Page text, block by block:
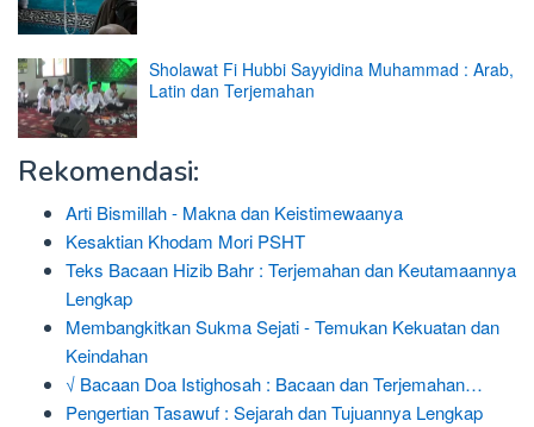
Sholawat Fi Hubbi Sayyidina Muhammad : Arab,
Latin dan Terjemahan
Rekomendasi:
Arti Bismillah - Makna dan Keistimewaanya
Kesaktian Khodam Mori PSHT
Teks Bacaan Hizib Bahr : Terjemahan dan Keutamaannya
Lengkap
Membangkitkan Sukma Sejati - Temukan Kekuatan dan
Keindahan
√ Bacaan Doa Istighosah : Bacaan dan Terjemahan…
Pengertian Tasawuf : Sejarah dan Tujuannya Lengkap